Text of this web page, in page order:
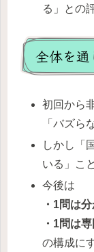
る」との
全体を
初回から
「バズら
しかし「
いる」こ
今後は
・1問は
・1問は
の構成に